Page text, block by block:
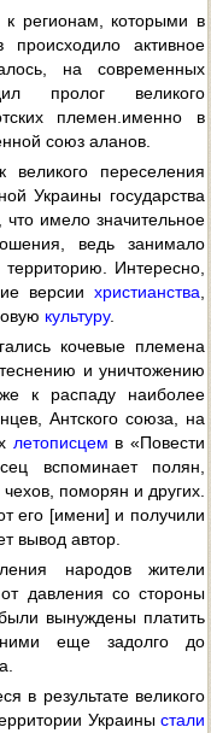
к регионам, которыми в
происходило активное
на современных
пролог великого
племен.именно в
союз аланов.
великого переселения
Украины государства
, что имело значительное
ведь занимало
Интересно,
версии христианства
культуру.
кочевые племена
и уничтожению
к распаду наиболее
Антского союза, на
летописцем в «Повести
вспоминает полян,
поморян и других.
его [имени] и получили
вывод автор.
народов жители
от давления со стороны
вынуждены платить
еще задолго до
в результате великого
Украины стали